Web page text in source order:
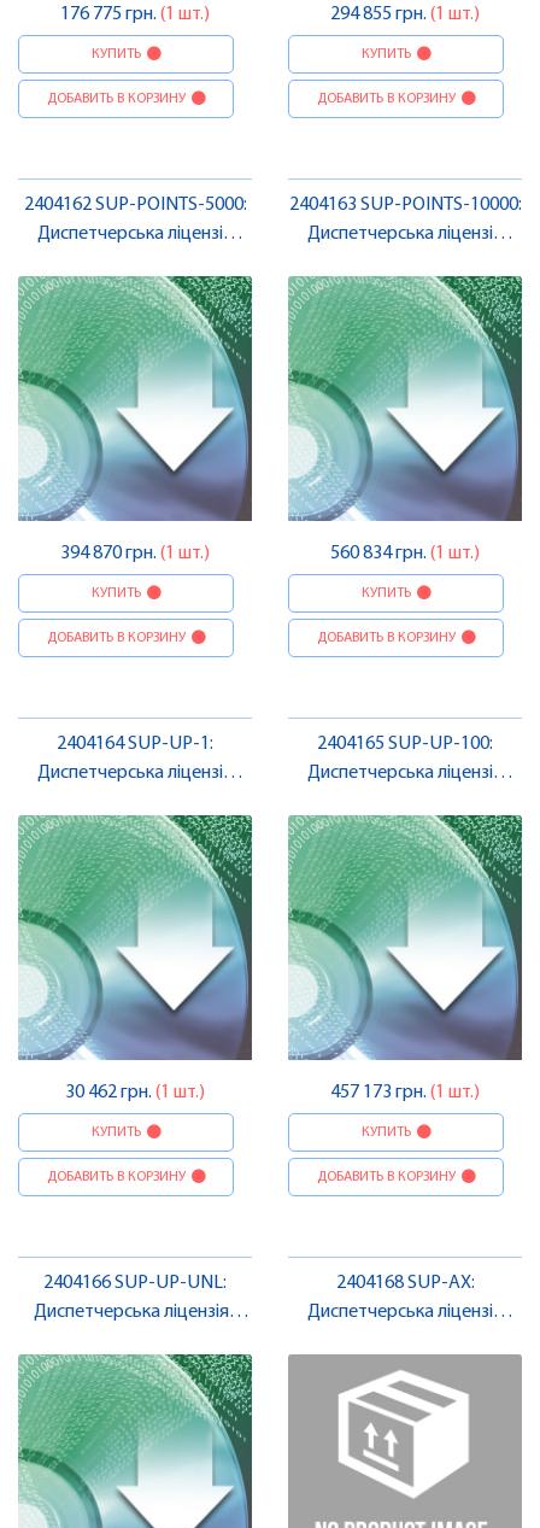
176 775 грн. (1 шт.)
КУПИТЬ
ДОБАВИТЬ В КОРЗИНУ
294 855 грн. (1 шт.)
КУПИТЬ
ДОБАВИТЬ В КОРЗИНУ
2404162 SUP-POINTS-5000:
Диспетчерська ліцензія
394 870 грн. (1 шт.)
КУПИТЬ
ДОБАВИТЬ В КОРЗИНУ
2404163 SUP-POINTS-10000:
Диспетчерська ліцензія
560 834 грн. (1 шт.)
КУПИТЬ
ДОБАВИТЬ В КОРЗИНУ
2404164 SUP-UP-1:
Диспетчерська ліцензія
30 462 грн. (1 шт.)
КУПИТЬ
ДОБАВИТЬ В КОРЗИНУ
2404165 SUP-UP-100:
Диспетчерська ліцензія
457 173 грн. (1 шт.)
КУПИТЬ
ДОБАВИТЬ В КОРЗИНУ
2404166 SUP-UP-UNL:
Диспетчерська ліцензія ,
2404168 SUP-AX:
Диспетчерська ліцензія